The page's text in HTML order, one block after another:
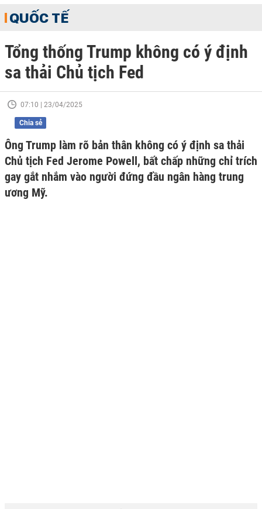
QUỐC TẾ
Tổng thống Trump không có ý định
sa thải Chủ tịch Fed
07:10 | 23/04/2025
Chia sẻ
Ông Trump làm rõ bản thân không có ý định sa thải
Chủ tịch Fed Jerome Powell, bất chấp những chỉ trích
gay gắt nhắm vào người đứng đầu ngân hàng trung
ương Mỹ.